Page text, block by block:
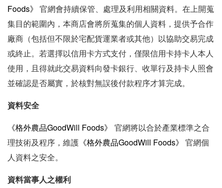
Foods》
官網會持續保管、處理及利用相關資料。在上開蒐
集目的範圍內，本商店會將所蒐集的個人資料，提供予合作
廠商（包括但不限於宅配貨運業者或其他）以協助交易完成
或終止。若選擇以信用卡方式支付，僅限信用卡持卡人本人
使用，且得就此交易資料向發卡銀行、收單行及持卡人照會
並確認是否屬實，於核對無誤後付款程序才算完成。
資料安全
《格外農品GoodWill Foods》 官網將以合於產業標準之合
理技術及程序，維護 《格外農品GoodWill Foods》 官網個
人資料之安全。
資料當事人之權利